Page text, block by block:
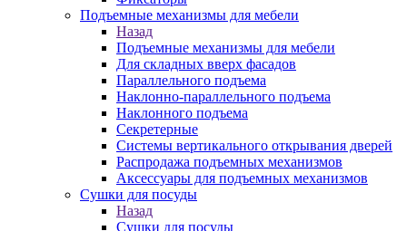
Подъемные механизмы для мебели
Назад
Подъемные механизмы для мебели
Для складных вверх фасадов
Параллельного подъема
Наклонно-параллельного подъема
Наклонного подъема
Секретерные
Системы вертикального открывания дверей
Распродажа подъемных механизмов
Аксессуары для подъемных механизмов
Сушки для посуды
Назад
Сушки для посуды